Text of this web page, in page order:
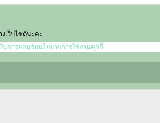
เว็บไซต์นะคะ
นการยอมรับนโยบายการใช้งานคุกกี้